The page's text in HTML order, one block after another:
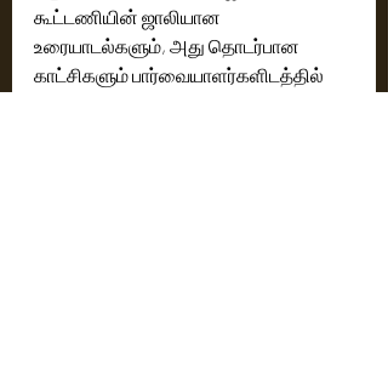
கூட்டணியின் ஜாலியான
உரையாடல்களும், அது தொடர்பான
காட்சிகளும் பார்வையாளர்களிடத்தில்